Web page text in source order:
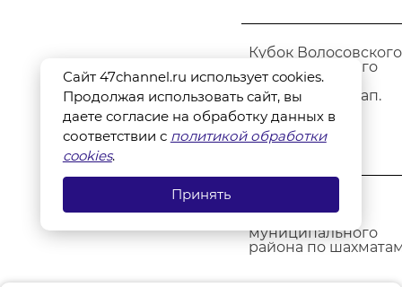
Кубок Волосовского
муниципального
района по
волейболу 5 этап.
Волосовского
муниципального
района по
Сайт 47channel.ru использует cookies.
Продолжая использовать сайт, вы
даете согласие на обработку данных в
соответствии с политикой обработки
cookies.
Принять